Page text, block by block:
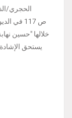
الحجري/
خلالها "حسين
يستحق